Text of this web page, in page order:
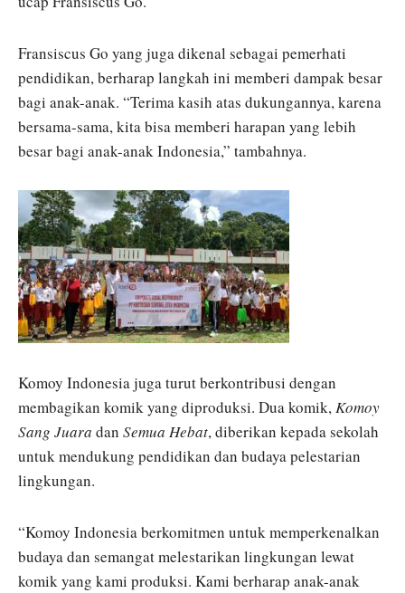
Fransiscus Go yang juga dikenal sebagai pemerhati
pendidikan, berharap langkah ini memberi dampak besar
bagi anak-anak. “Terima kasih atas dukungannya, karena
bersama-sama, kita bisa memberi harapan yang lebih
besar bagi anak-anak Indonesia,” tambahnya.
Komoy Indonesia juga turut berkontribusi dengan
membagikan komik yang diproduksi. Dua komik,Komoy
Sang Juara dan Semua Hebat, diberikan kepada sekolah
untuk mendukung pendidikan dan budaya pelestarian
lingkungan.
“Komoy Indonesia berkomitmen untuk memperkenalkan
budaya dan semangat melestarikan lingkungan lewat
komik yang kami produksi. Kami berharap anak-anak